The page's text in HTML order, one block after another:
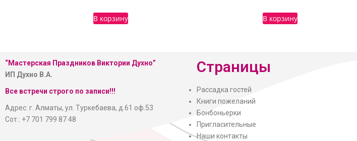
В корзину В корзину
“Мастерская Праздников Виктории Духно”
ИП Духно В.А.
Все встречи строго по записи!!!
Адрес: г. Алматы, ул. Туркебаева, д.61 оф.53
Сот.: +7 701 799 87 48
Страницы
Рассадка гостей
Книги пожеланий
Бонбоньерки
Пригласительные
Наши контакты